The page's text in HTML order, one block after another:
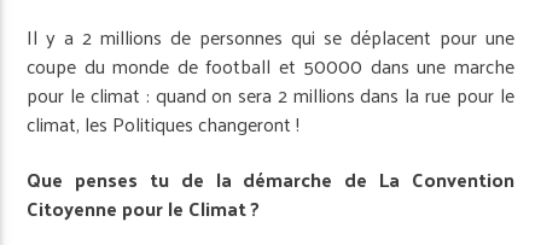
Il y a 2 millions de personnes qui se déplacent pour une
coupe du monde de football et 50000 dans une marche
pour le climat : quand on sera 2 millions dans la rue pour le
climat, les Politiques changeront !
Que penses tu de la démarche de La Convention
Citoyenne pour le Climat ?